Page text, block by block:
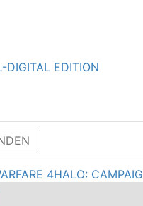
DIGITAL EDITION
4HALO: